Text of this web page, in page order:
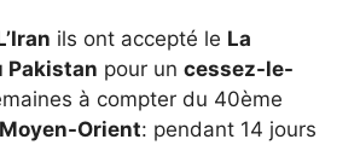
ils ont accepté le La
Pakistan pour un cessez-le-
à compter du 40ème
Orient: pendant 14 jours